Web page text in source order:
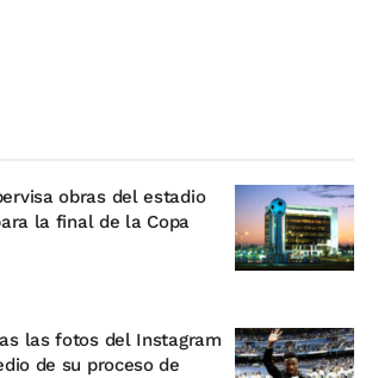
obras del estadio
la final de la Copa
las fotos del Instagram
de su proceso de